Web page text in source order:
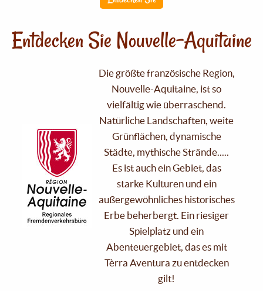
Entdecken Sie Nouvelle-Aquitaine
Die größte französische Region,
Nouvelle-Aquitaine, ist so
vielfältig wie überraschend.
Natürliche Landschaften, weite
Grünflächen, dynamische
Städte, mythische Strände.....
Es ist auch ein Gebiet, das
starke Kulturen und ein
außergewöhnliches historisches
Erbe beherbergt. Ein riesiger
Spielplatz und ein
Abenteuergebiet, das es mit
Tèrra Aventura zu entdecken
gilt!